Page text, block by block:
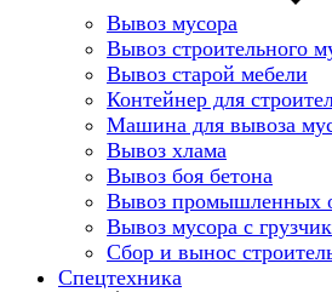
Вывоз мусора
Вывоз строительного
Вывоз старой мебели
Контейнер для
Машина для вывоза
Вывоз хлама
Вывоз боя бетона
Вывоз промышленных
Вывоз мусора с
Сбор и вынос
Спецтехника